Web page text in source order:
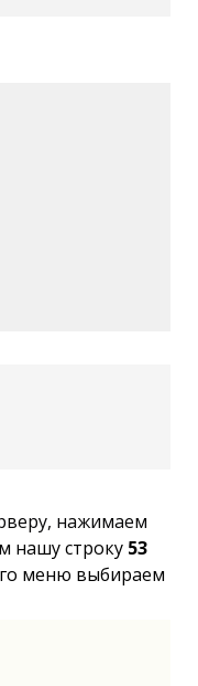
нажимаем
нашу строку 53
меню выбираем